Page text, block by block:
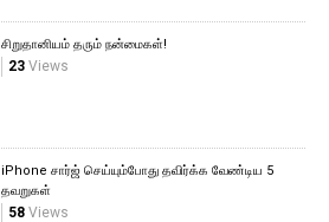
சிறுதானியம் தரும் நன்மைகள்!
23Views
iPhone சார்ஜ் செய்யும்போது தவிர்க்க வேண்டிய 5
தவறுகள்
58Views